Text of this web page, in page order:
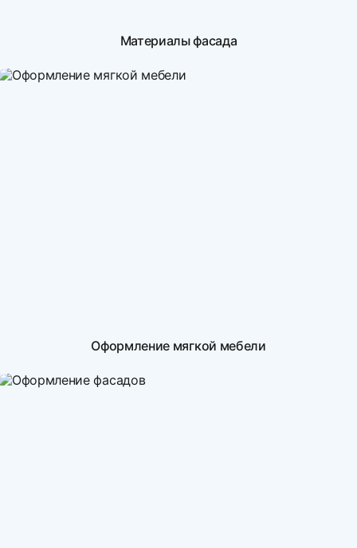
Материалы фасада
Оформление мягкой мебели